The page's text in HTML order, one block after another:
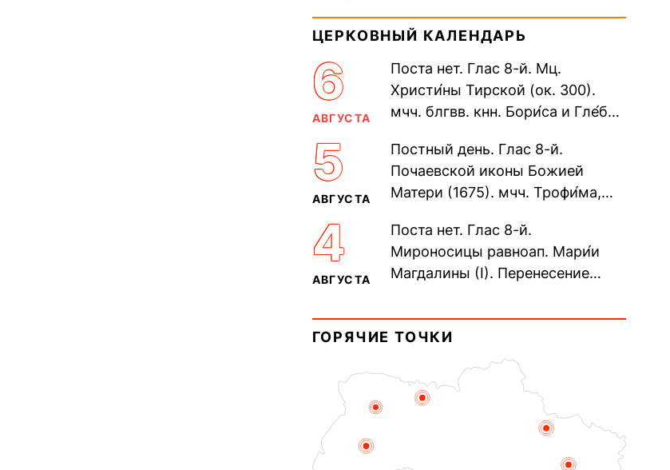
ЦЕРКОВНЫЙ КАЛЕНДАРЬ
6
АВГУСТА
Поста нет. Глас 8-й. Мц.
Христи́ны Тирской (ок. 300).
мчч. блгвв. кнн. Бори́са и Гле́ба,
Дави́да (1015). Прп....
5
АВГУСТА
Постный день. Глас 8-й.
Почаевской иконы Божией
Матери (1675). мчч. Трофи́ма,
мучеников (284–305). прав.
воина Фео́дора...
4
АВГУСТА
Поста нет. Глас 8-й.
Мироносицы равноап. Мари́и
Магдалины (I). Перенесение
Синопского (403–404). Прп.
Корни́лия...
ГОРЯЧИЕ ТОЧКИ